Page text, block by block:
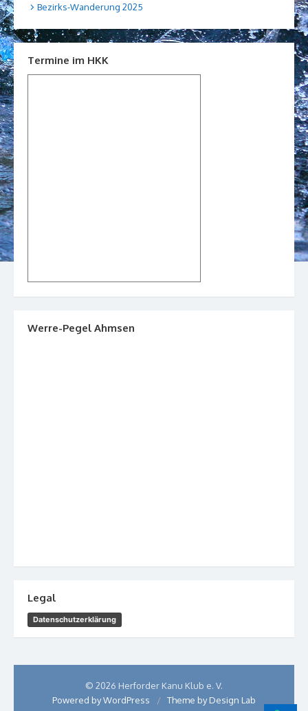
Bezirks-Wanderung 2025
Termine im HKK
Werre-Pegel Ahmsen
Legal
Datenschutzerklärung
© 2026 Herforder Kanu Klub e. V.
Powered by WordPress
/ Theme by Design Lab